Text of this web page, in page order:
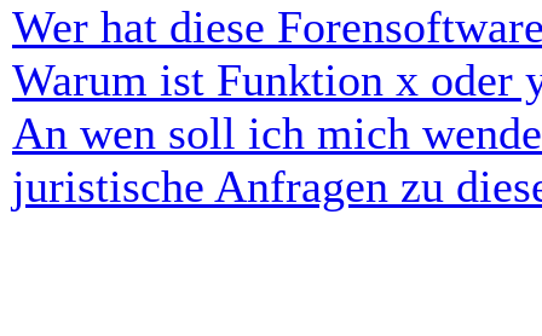
Wer hat diese
Warum ist Funktion x oder
An wen soll ich mich
juristische Anfragen zu